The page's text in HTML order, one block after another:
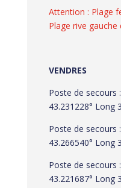
Attention : Plage
Plage rive gauche
VENDRES
Poste de secours
43.231228° Long
Poste de secours
43.266540° Long
Poste de secours
43.221687° Long